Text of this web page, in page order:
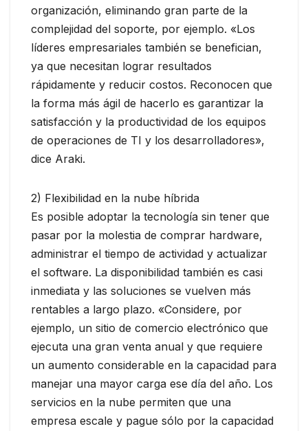
organización, eliminando gran parte de la
complejidad del soporte, por ejemplo. «Los
líderes empresariales también se benefician,
ya que necesitan lograr resultados
rápidamente y reducir costos. Reconocen que
la forma más ágil de hacerlo es garantizar la
satisfacción y la productividad de los equipos
de operaciones de TI y los desarrolladores»,
dice Araki.
2) Flexibilidad en la nube híbrida
Es posible adoptar la tecnología sin tener que
pasar por la molestia de comprar hardware,
administrar el tiempo de actividad y actualizar
el software. La disponibilidad también es casi
inmediata y las soluciones se vuelven más
rentables a largo plazo. «Considere, por
ejemplo, un sitio de comercio electrónico que
ejecuta una gran venta anual y que requiere
un aumento considerable en la capacidad para
manejar una mayor carga ese día del año. Los
servicios en la nube permiten que una
empresa escale y pague sólo por la capacidad